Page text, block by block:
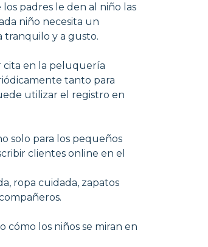
padres le den al niño las
niño necesita un
tranquilo y a gusto.
cita en la peluquería
tanto para
utilizar el registro en
solo para los pequeños
clientes online en el
ropa cuidada, zapatos
cómo los niños se miran en